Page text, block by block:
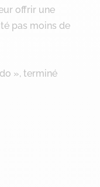
offrir une
pas moins de
», terminé